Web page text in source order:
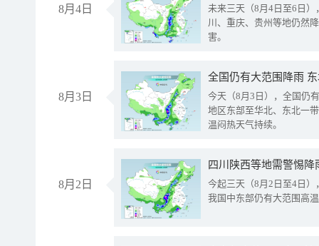
8月4日
未来三天（8月4日至6日
川、重庆、贵州等地仍然
害。
8月3日
全国仍有大范围降雨
今天（8月3日），全国仍
地区东部至华北、东北一
温闷热天气持续。
8月2日
今起三天（8月2日至4日
我国中东部仍有大范围高